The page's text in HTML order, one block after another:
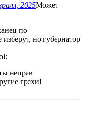
2025Может
по
но губернатор
неправ.
грехи!